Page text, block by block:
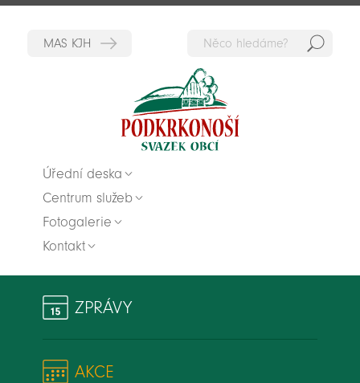
Úřední deska
Centrum služeb
Fotogalerie
Kontakt
ZPRÁVY
AKCE